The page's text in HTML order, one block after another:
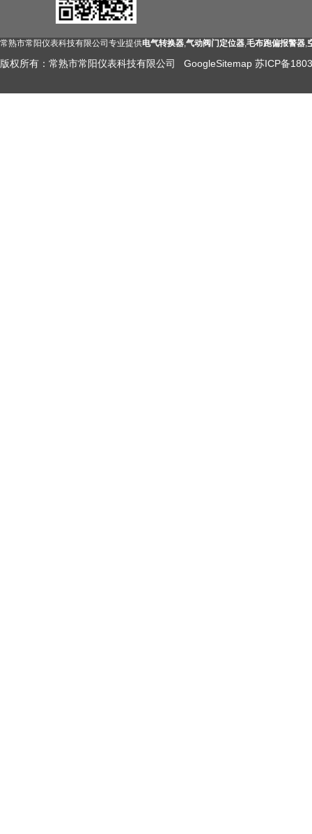
常熟市常阳仪表科技有限公司专业提供电气转换器,气动阀门定位器,毛布跑偏报警器,
版权所有：常熟市常阳仪表科技有限公司 GoogleSitemap 苏ICP备